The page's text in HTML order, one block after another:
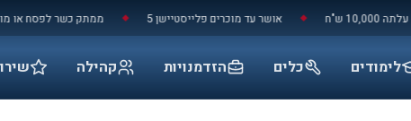
ממתק כשר לפסח או אושר עד מוכרים פלייסטיישן 5 ש"ח
לימודים כלים הזדמנויות קהילה